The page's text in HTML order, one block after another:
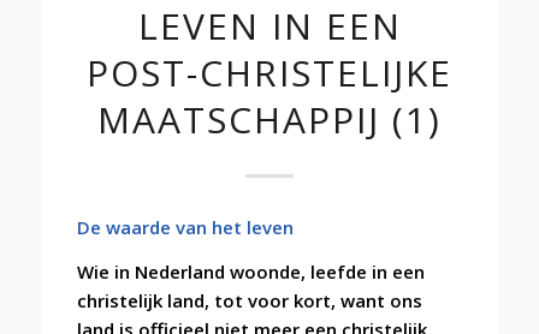
LEVEN IN EEN
POST-CHRISTELIJKE
MAATSCHAPPIJ (1)
De waarde van het leven
Wie in Nederland woonde, leefde in een
christelijk land, tot voor kort, want ons
land is officieel niet meer een christelijk